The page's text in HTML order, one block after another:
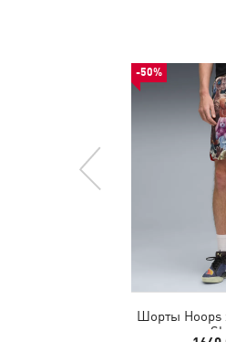
-50%
Шорты Hoops